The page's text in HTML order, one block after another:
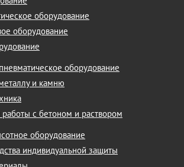
оборудование
оборудование
оборудование
и камню
с бетоном и раствором
оборудование
индивидуальной защиты